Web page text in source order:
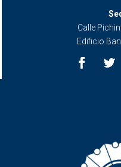
Calle
Edificio